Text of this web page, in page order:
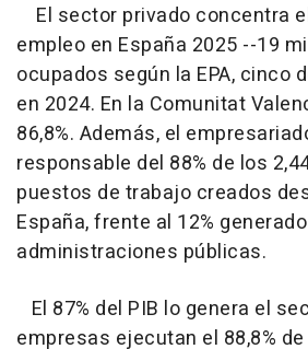
El sector privado concentra
empleo en España 2025 --19
ocupados según la EPA, cinco
en 2024. En la Comunitat
86,8%. Además, el
responsable del 88% de los
puestos de trabajo creados
España, frente al 12%
administraciones públicas.
El 87% del PIB lo genera el
empresas ejecutan el 88,8%